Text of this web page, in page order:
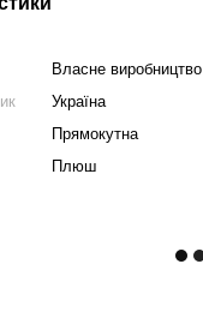
Власне виробництво
Україна
Прямокутна
Плюш